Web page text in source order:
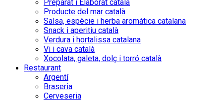
Preparat i Elaborat català
Producte del mar català
Salsa, espècie i herba aromàtica catalana
Snack i aperitiu català
Verdura i hortalissa catalana
Vi i cava català
Xocolata, galeta, dolç i torró català
Restaurant
Argentí
Braseria
Cerveseria